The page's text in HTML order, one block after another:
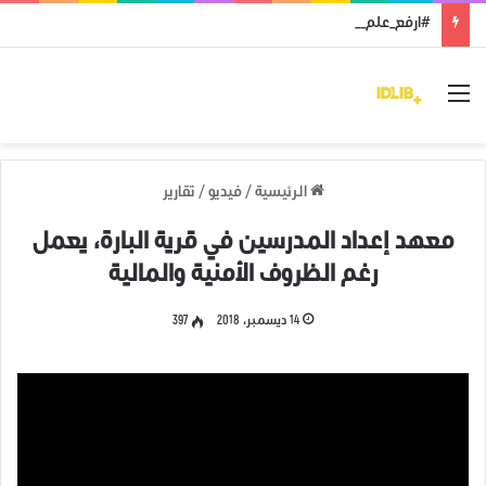
#ارفع_علم_ثورتك: رمز النضال ووحدة الهدف
القائمة
الرئيسية / فيديو / تقارير
معهد إعداد المدرسين في قرية البارة، يعمل
رغم الظروف الأمنية والمالية
14 ديسمبر، 2018 397